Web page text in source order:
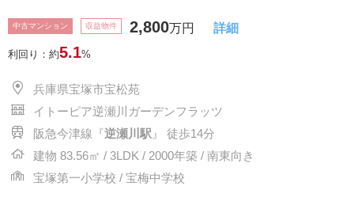
中古マンション 収益物件 2,800万円 詳細
利回り：約5.1%
兵庫県宝塚市宝松苑
イトーピア逆瀬川ガーデンフラッツ
阪急今津線『逆瀬川駅 』 徒歩14分
建物 83.56㎡ / 3LDK / 2000年築 / 南東向き
宝塚第一小学校 / 宝梅中学校